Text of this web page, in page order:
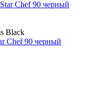
Black
Chef 90 черный